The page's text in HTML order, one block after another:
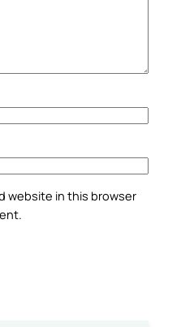
website in this browser